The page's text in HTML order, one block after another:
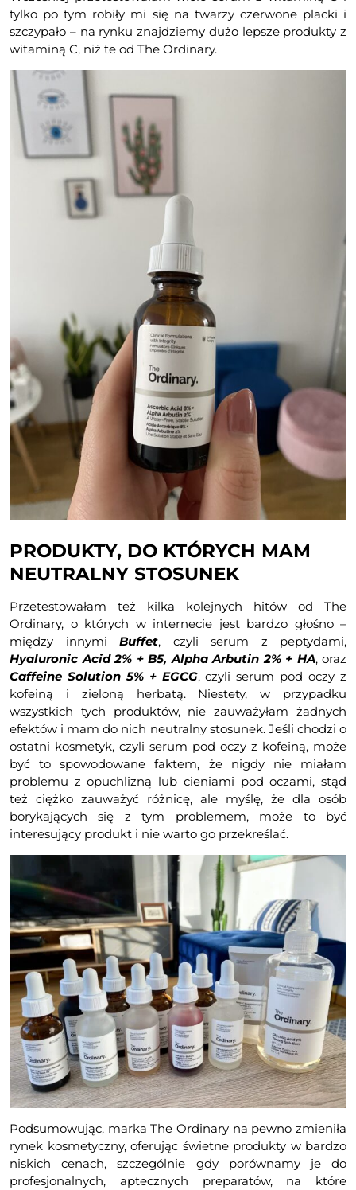
tylko po tym robiły mi się na twarzy czerwone placki i
szczypało – na rynku znajdziemy dużo lepsze produkty z
witaminą C, niż te od The Ordinary.
PRODUKTY, DO KTÓRYCH MAM
NEUTRALNY STOSUNEK
Przetestowałam też kilka kolejnych hitów od The
Ordinary, o których w internecie jest bardzo głośno –
między innymi Buffet, czyli serum z peptydami,
Hyaluronic Acid 2% + B5, Alpha Arbutin 2% + HA, oraz
Caffeine Solution 5% + EGCG, czyli serum pod oczy z
kofeiną i zieloną herbatą. Niestety, w przypadku
wszystkich tych produktów, nie zauważyłam żadnych
efektów i mam do nich neutralny stosunek. Jeśli chodzi o
ostatni kosmetyk, czyli serum pod oczy z kofeiną, może
być to spowodowane faktem, że nigdy nie miałam
problemu z opuchlizną lub cieniami pod oczami, stąd
też ciężko zauważyć różnicę, ale myślę, że dla osób
borykających się z tym problemem, może to być
interesujący produkt i nie warto go przekreślać.
Podsumowując, marka The Ordinary na pewno zmieniła
rynek kosmetyczny, oferując świetne produkty w bardzo
niskich cenach, szczególnie gdy porównamy je do
profesjonalnych, aptecznych preparatów, na które